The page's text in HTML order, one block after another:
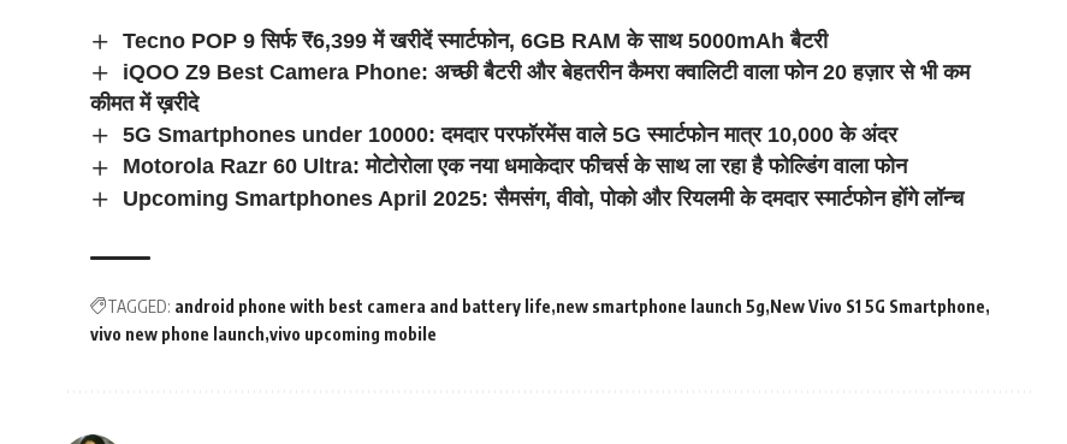
Tecno POP 9 सिर्फ ₹6,399 में खरीदें स्मार्टफोन, 6GB RAM के साथ 5000mAh बैटरी
iQOO Z9 Best Camera Phone: अच्छी बैटरी और बेहतरीन कैमरा क्वालिटी वाला फोन 20 हज़ार से भी कम
कीमत में ख़रीदे
5G Smartphones under 10000: दमदार परफॉरमेंस वाले 5G स्मार्टफोन मात्र 10,000 के अंदर
Motorola Razr 60 Ultra: मोटोरोला एक नया धमाकेदार फीचर्स के साथ ला रहा है फोल्डिंग वाला फोन
Upcoming Smartphones April 2025: सैमसंग, वीवो, पोको और रियलमी के दमदार स्मार्टफोन होंगे लॉन्च
TAGGED: android phone with best camera and battery life new smartphone launch 5g New Vivo S1 5G Smartphone
vivo new phone launch vivo upcoming mobile